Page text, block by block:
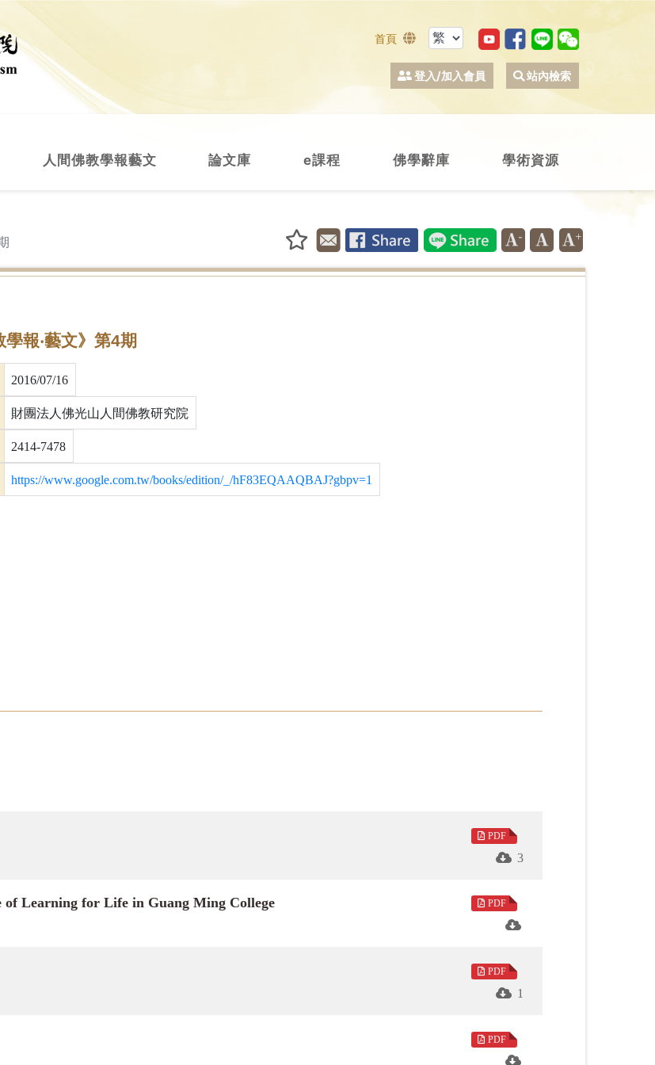
首頁
登入/加入會員 站內檢索
人間佛教學報藝文 論文庫 e課程 佛學辭庫 學術資源
學報‧藝文》第4期
2016/07/16
財團法人佛光山人間佛教研究院
2414-7478
https://www.google.com.tw/books/edition/_/hF83EQAAQBAJ?gbpv=1
，融合出世入世，展現提升人生品格及淨化社會服務之用。
發展情形。
佛教與華嚴思想〉，認識人間佛教事事無礙的美妙境界；永本法師〈《法華經》的特色、價值
教的根本。麻天祥教授〈星雲大師對臨濟禪的現代詮釋與傳承〉，活活潑潑的闡述道在日用當
教育的內涵〉、菲律賓光明大學校長Helen V. Correa〈人間佛教：光明大學之生涯學習的本
PDF
3
of Learning for Life in Guang Ming College PDF
PDF
1
PDF